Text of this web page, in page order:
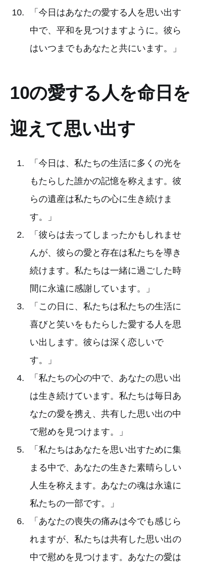
「今日はあなたの愛する人を思い出す
中で、平和を見つけますように。彼ら
はいつまでもあなたと共にいます。」
10の愛する人を命日を
迎えて思い出す
「今日は、私たちの生活に多くの光を
もたらした誰かの記憶を称えます。彼
らの遺産は私たちの心に生き続けま
す。」
「彼らは去ってしまったかもしれませ
んが、彼らの愛と存在は私たちを導き
続けます。私たちは一緒に過ごした時
間に永遠に感謝しています。」
「この日に、私たちは私たちの生活に
喜びと笑いをもたらした愛する人を思
い出します。彼らは深く恋しいで
す。」
「私たちの心の中で、あなたの思い出
は生き続けています。私たちは毎日あ
なたの愛を携え、共有した思い出の中
で慰めを見つけます。」
「私たちはあなたを思い出すために集
まる中で、あなたの生きた素晴らしい
人生を称えます。あなたの魂は永遠に
私たちの一部です。」
「あなたの喪失の痛みは今でも感じら
れますが、私たちは共有した思い出の
中で慰めを見つけます。あなたの愛は